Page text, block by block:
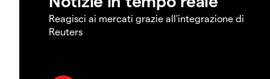
Reagisci ai mercati grazie all'integrazione di
Reuters